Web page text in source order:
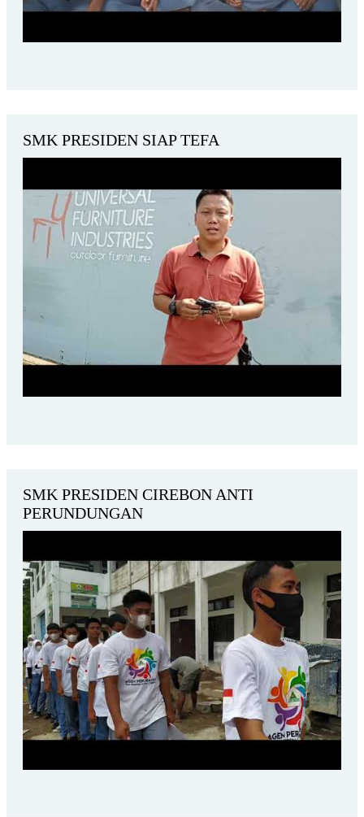
SMK PRESIDEN SIAP TEFA
SMK PRESIDEN CIREBON ANTI
PERUNDUNGAN